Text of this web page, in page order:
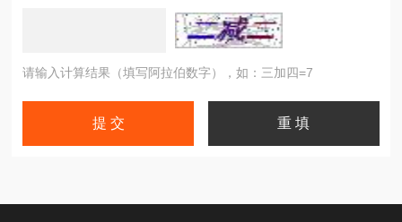
请输入计算结果（填写阿拉伯数字），如：三加四=7